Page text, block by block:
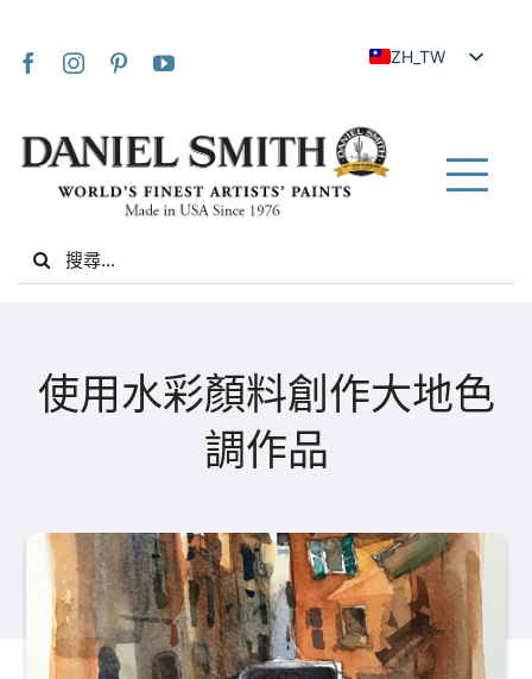
ZH_TW
FR
UK
VI
產品
活動
Search
for:
使用水彩顏料創作大地色
調作品